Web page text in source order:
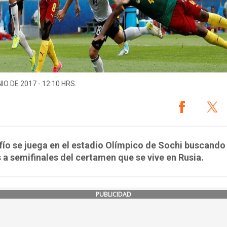
DE 2017 - 12:10 HRS.
se juega en el estadio Olímpico de Sochi
a semifinales del certamen que se vive en Rusia.
PUBLICIDAD